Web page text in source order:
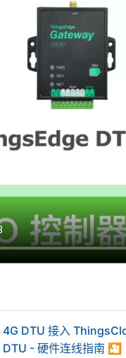
DTU 接入
- 硬件连线指南 🎦